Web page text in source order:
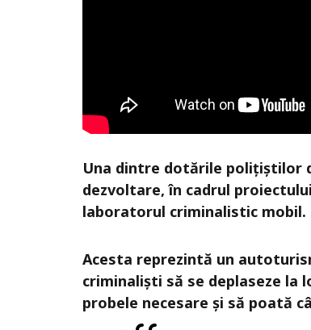
Una dintre dotările polițiștilor
dezvoltare, în cadrul
laboratorul criminalistic mobil.
Acesta reprezintă un
criminaliști să se deplaseze la
probele necesare și să poată